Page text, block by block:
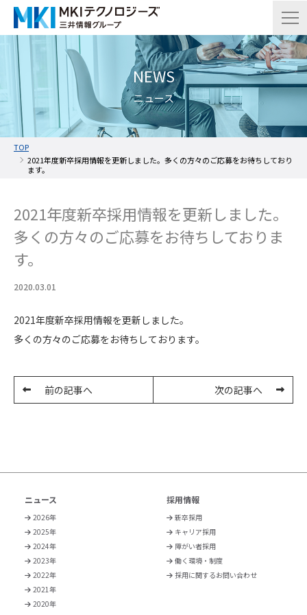
NEWS
ニュース
TOP
2021年度新卒採用情報を更新しました。多くの方々のご応募をお待ちしており
ます。
2021年度新卒採用情報を更新しました。
多くの方々のご応募をお待ちしておりま
す。
2020.03.01
2021年度新卒採用情報を更新しました。
多くの方々のご応募をお待ちしております。
前の記事へ 次の記事へ
ニュース
2026年
2025年
2024年
2023年
2022年
2021年
2020年
採用情報
新卒採用
キャリア採用
障がい者採用
働く環境・制度
採用に関するお問い合わせ